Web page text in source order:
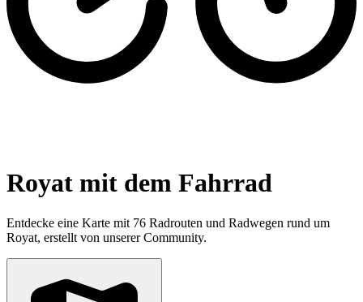
Royat mit dem Fahrrad
Entdecke eine Karte mit 76 Radrouten und Radwegen rund um
Royat, erstellt von unserer Community.